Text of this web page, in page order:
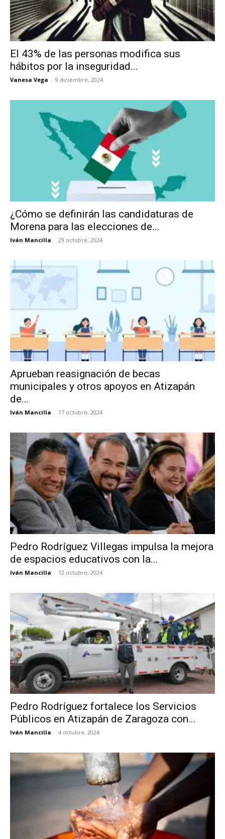
El 43% de las personas modifica sus
hábitos por la inseguridad...
Vanesa Vega - 9 diciembre, 2024
¿Cómo se definirán las candidaturas de
Morena para las elecciones de...
Iván Mancilla - 29 octubre, 2024
Aprueban reasignación de becas
municipales y otros apoyos en Atizapán
de...
Iván Mancilla - 17 octubre, 2024
Pedro Rodríguez Villegas impulsa la mejora
de espacios educativos con la...
Iván Mancilla - 12 octubre, 2024
Pedro Rodríguez fortalece los Servicios
Públicos en Atizapán de Zaragoza con...
Iván Mancilla - 4 octubre, 2024